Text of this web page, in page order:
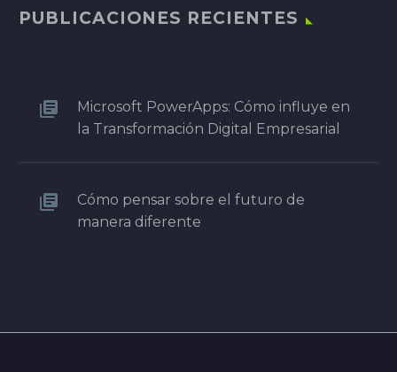
PUBLICACIONES RECIENTES
Microsoft PowerApps: Cómo influye en
la Transformación Digital Empresarial
Cómo pensar sobre el futuro de
manera diferente